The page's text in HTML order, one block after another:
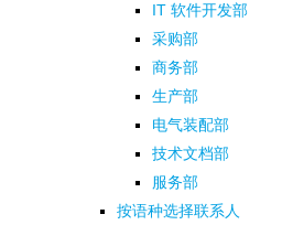
IT 软件开发部
采购部
商务部
生产部
电气装配部
技术文档部
服务部
按语种选择联系人